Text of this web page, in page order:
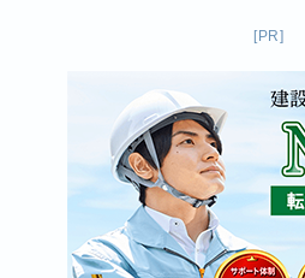
[PR]